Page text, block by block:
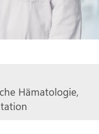
Hämatologie,